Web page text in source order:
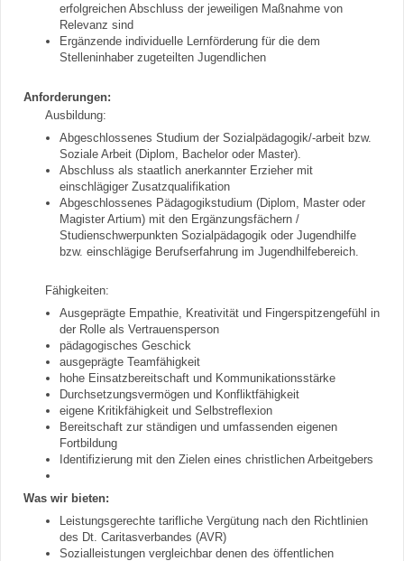
erfolgreichen Abschluss der jeweiligen Maßnahme von
Relevanz sind
Ergänzende individuelle Lernförderung für die dem
Stelleninhaber zugeteilten Jugendlichen
Anforderungen:
Ausbildung:
Abgeschlossenes Studium der Sozialpädagogik/-arbeit bzw.
Soziale Arbeit (Diplom, Bachelor oder Master).
Abschluss als staatlich anerkannter Erzieher mit
einschlägiger Zusatzqualifikation
Abgeschlossenes Pädagogikstudium (Diplom, Master oder
Magister Artium) mit den Ergänzungsfächern /
Studienschwerpunkten Sozialpädagogik oder Jugendhilfe
bzw. einschlägige Berufserfahrung im Jugendhilfebereich.
Fähigkeiten:
Ausgeprägte Empathie, Kreativität und Fingerspitzengefühl in
der Rolle als Vertrauensperson
pädagogisches Geschick
ausgeprägte Teamfähigkeit
hohe Einsatzbereitschaft und Kommunikationsstärke
Durchsetzungsvermögen und Konfliktfähigkeit
eigene Kritikfähigkeit und Selbstreflexion
Bereitschaft zur ständigen und umfassenden eigenen
Fortbildung
Identifizierung mit den Zielen eines christlichen Arbeitgebers
Was wir bieten:
Leistungsgerechte tarifliche Vergütung nach den Richtlinien
des Dt. Caritasverbandes (AVR)
Sozialleistungen vergleichbar denen des öffentlichen